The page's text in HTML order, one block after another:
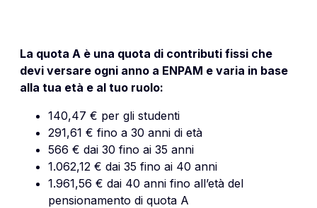
La quota A è una quota di contributi fissi che
devi versare ogni anno a ENPAM e varia in base
alla tua età e al tuo ruolo:
140,47 € per gli studenti
291,61 € fino a 30 anni di età
566 € dai 30 fino ai 35 anni
1.062,12 € dai 35 fino ai 40 anni
1.961,56 € dai 40 anni fino all’età del
pensionamento di quota A